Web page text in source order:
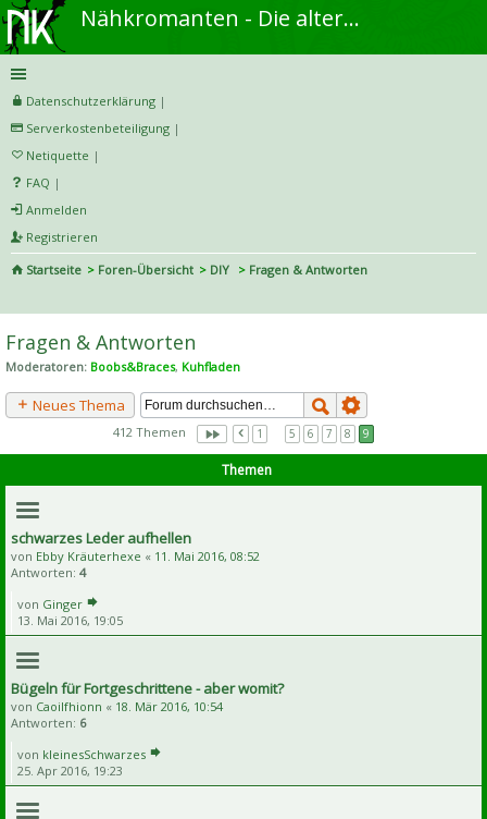
Nähkromanten - Die alternative Näh- und DIY-Community
Datenschutzerklärung |
Serverkostenbeteiligung |
Netiquette |
FAQ |
Anmelden
Registrieren
Startseite
Foren-Übersicht DIY
Fragen & Antworten
he
Fragen & Antworten
Moderatoren: Boobs&Braces, Kuhfladen
Neues Thema
412 Themen 1 5 6 7 8 9
Themen
schwarzes Leder aufhellen
von Ebby Kräuterhexe « 11. Mai 2016, 08:52
Antworten: 4
von Ginger
13. Mai 2016, 19:05
Bügeln für Fortgeschrittene - aber womit?
von Caoilfhionn « 18. Mär 2016, 10:54
Antworten: 6
von kleinesSchwarzes
25. Apr 2016, 19:23